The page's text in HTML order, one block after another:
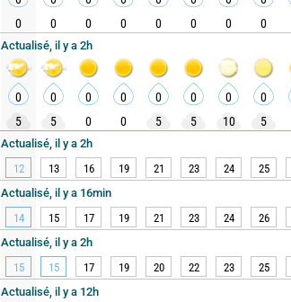
0
0 0 0 0 0 0 0
Actualisé, il y a 2h
0 0 0 0 0 0 0 0
5
5 0 0 5 5 10 5
Actualisé, il y a 2h
12
13 16 19 21 23 24 25
Actualisé, il y a 16min
14
15 17 19 21 23 24 26
Actualisé, il y a 2h
15
15 17 19 20 22 23 25
Actualisé, il y a 12h